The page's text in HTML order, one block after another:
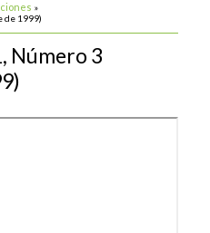
»
de 1999)
Número 3